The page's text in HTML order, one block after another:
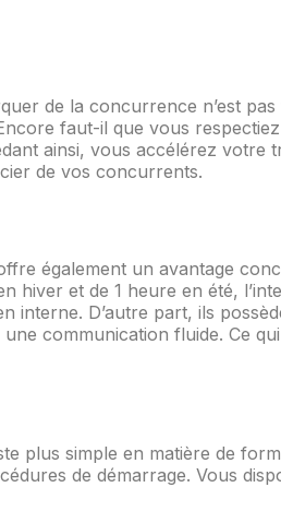
de la concurrence n’est
faut-il que vous
ainsi, vous accélérez votre
de vos concurrents.
également un avantage
et de 1 heure en été,
D’autre part, ils
communication fluide. Ce
plus simple en matière de
de démarrage. Vous